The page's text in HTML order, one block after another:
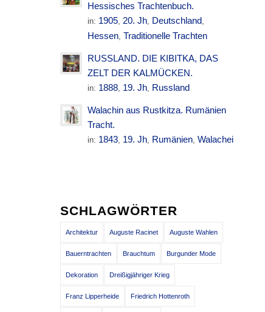
Hessisches Trachtenbuch.
in: 1905,20. Jh, Deutschland,
Hessen, Traditionelle Trachten
RUSSLAND. DIE KIBITKA, DAS
ZELT DER KALMÜCKEN.
in: 1888, 19. Jh, Russland
Walachin aus Rustkitza. Rumänien
Tracht.
in: 1843, 19. Jh, Rumänien,Walachei
SCHLAGWÖRTER
Architektur Auguste Racinet Auguste Wahlen
Bauerntrachten Brauchtum Burgunder Mode
Dekoration Dreißigjähriger Krieg
Franz Lipperheide Friedrich Hottenroth